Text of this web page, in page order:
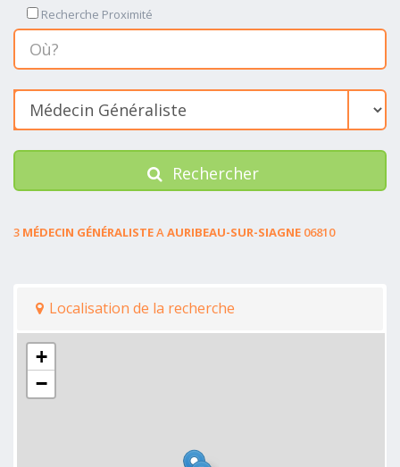
Recherche Proximité
Rechercher
3 MÉDECIN GÉNÉRALISTEAAURIBEAU-SUR-SIAGNE 06810
Localisation de la recherche
+
−